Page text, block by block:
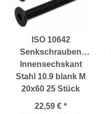
ISO 10642
Senkschrauben
Innensechskant
Stahl 10.9 blank M
20x60 25 Stück
22,59 € *